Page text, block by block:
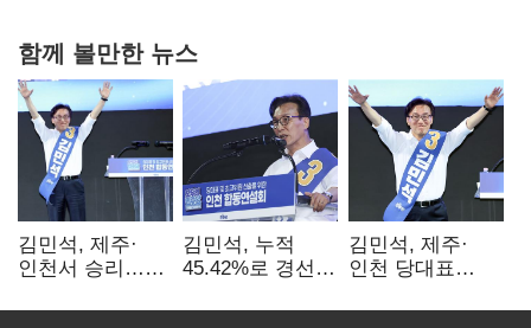
함께 볼만한 뉴스
김민석, 제주·
인천서 승리…
탈환'(종합)
김민석, 누적
45.42%로 경선
격차
김민석, 제주·
인천 당대표